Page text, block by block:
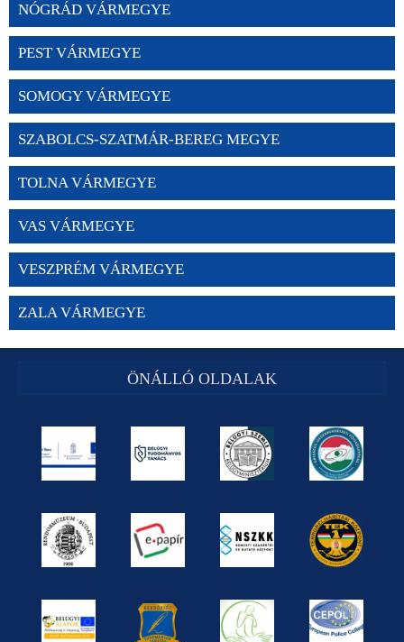
NÓGRÁD VÁRMEGYE
PEST VÁRMEGYE
SOMOGY VÁRMEGYE
SZABOLCS-SZATMÁR-BEREG MEGYE
TOLNA VÁRMEGYE
VAS VÁRMEGYE
VESZPRÉM VÁRMEGYE
ZALA VÁRMEGYE
ÖNÁLLÓ OLDALAK